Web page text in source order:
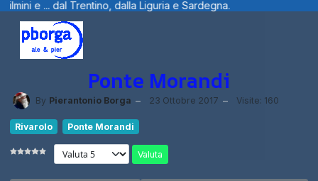
dalla Liguria e Sardegna.
Ponte Morandi
By Pierantonio Borga 23 Ottobre 2017 Visite: 160
Rivarolo Ponte Morandi
Valuta